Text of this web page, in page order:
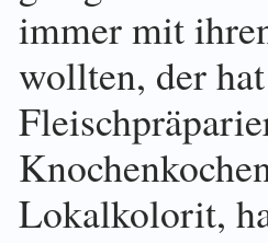
immer mit
wollten, der
Lokalkolorit,